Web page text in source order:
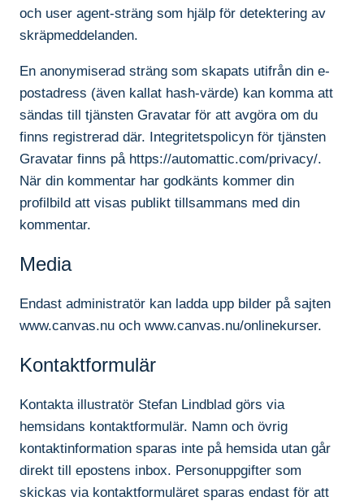
och user agent-sträng som hjälp för detektering av
skräpmeddelanden.
En anonymiserad sträng som skapats utifrån din e-
postadress (även kallat hash-värde) kan komma att
sändas till tjänsten Gravatar för att avgöra om du
finns registrerad där. Integritetspolicyn för tjänsten
Gravatar finns på https://automattic.com/privacy/.
När din kommentar har godkänts kommer din
profilbild att visas publikt tillsammans med din
kommentar.
Media
Endast administratör kan ladda upp bilder på sajten
www.canvas.nu och www.canvas.nu/onlinekurser.
Kontaktformulär
Kontakta illustratör Stefan Lindblad görs via
hemsidans kontaktformulär. Namn och övrig
kontaktinformation sparas inte på hemsida utan går
direkt till epostens inbox. Personuppgifter som
skickas via kontaktformuläret sparas endast för att